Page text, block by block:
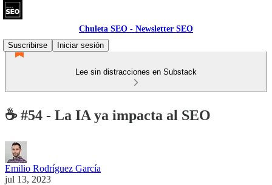
Chuleta SEO - Newsletter SEO
Suscribirse
Iniciar sesión
Lee sin distracciones en Substack
☕ #54 - La IA ya impacta al SEO
Emilio Rodríguez García
jul 13, 2023